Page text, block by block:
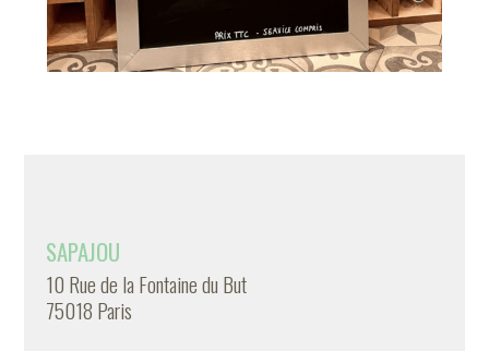
SAPAJOU
10 Rue de la Fontaine du But
75018 Paris